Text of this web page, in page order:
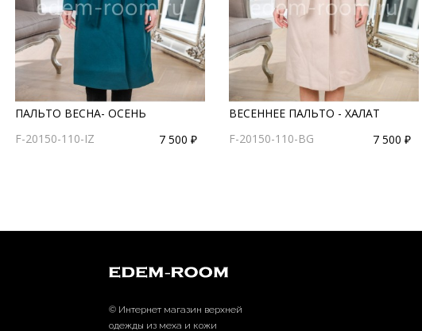
ПАЛЬТО ВЕСНА- ОСЕНЬ
F-20150-110-IZ
7 500 ₽
ВЕСЕННЕЕ ПАЛЬТО - ХАЛАТ
F-20150-110-BG
7 500 ₽
© Интернет магазин верхней
одежды из меха и кожи